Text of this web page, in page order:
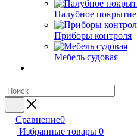
Палубное покрытие
Приборы контроля
Мебель судовая
Сравнение0
Избранные товары 0